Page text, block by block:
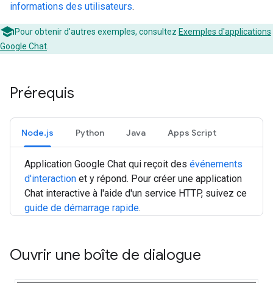
informations des utilisateurs.
Pour obtenir d'autres exemples, consultez Exemples d'applications
Google Chat
Prérequis
Node.js Python Java Apps Script
Application Google Chat qui reçoit des événements
d'interaction et y répond. Pour créer une application
Chat interactive à l'aide d'un service HTTP, suivez ce
guide de démarrage rapide.
Ouvrir une boîte de dialogue